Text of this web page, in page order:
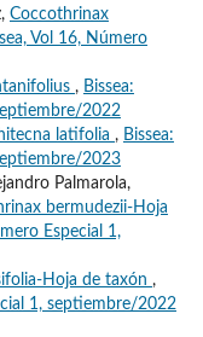
Coccothrinax
Vol 16, Número
, Bissea:
2022
latifolia , Bissea:
2023
Palmarola,
bermudezii-Hoja
Especial 1,
Hoja de taxón ,
1, septiembre/2022